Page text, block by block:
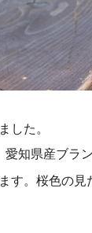
した。
愛知県産ブラ
す。桜色の